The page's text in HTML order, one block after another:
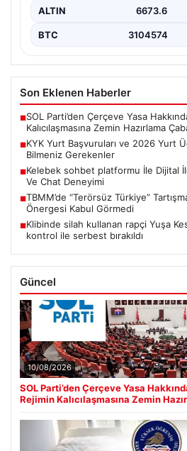
ALTIN 6673.6
BTC 3104574
Son Eklenen Haberler
■SOL Parti’den Çerçeve Yasa
Kalıcılaşmasına Zemin Hazırlama
■KYK Yurt Başvuruları ve 2026 Yurt
Bilmeniz Gerekenler
■Kelebek sohbet platformu İle Dijital
Ve Chat Deneyimi
■TBMM’de “Terörsüz Türkiye”
Önergesi Kabul Görmedi
■Klibinde silah kullanan rapçi Yuşa
kontrol ile serbest bırakıldı
Güncel
10/08/2026
SOL Parti’den Çerçeve Yasa
Rejimin Kalıcılaşmasına Zemin